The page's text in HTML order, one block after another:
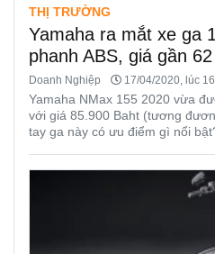
THỊ TRƯỜNG
Yamaha ra mắt xe ga
phanh ABS, giá gần
Doanh Nghiệp 17/04/2020, lúc
Yamaha NMax 155 2020 vừa
với giá 85.900 Baht (tương
tay ga này có ưu điểm gì nổi